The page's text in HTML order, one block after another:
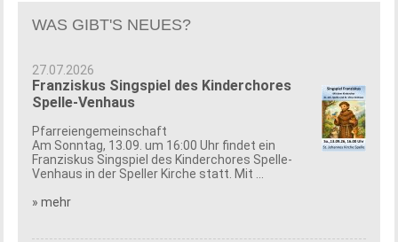
WAS GIBT'S NEUES?
27.07.2026
Franziskus Singspiel des Kinderchores
Spelle-Venhaus
Pfarreiengemeinschaft
Am Sonntag, 13.09. um 16:00 Uhr findet ein
Franziskus Singspiel des Kinderchores Spelle-
Venhaus in der Speller Kirche statt. Mit ...
» mehr